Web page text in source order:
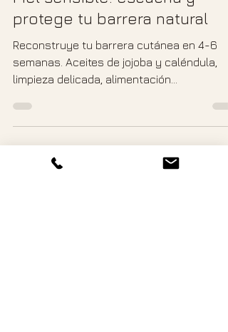
Félix Corral
Piel sensible: escucha y
protege tu barrera natural
Reconstruye tu barrera cutánea en 4-6
semanas. Aceites de jojoba y caléndula,
limpieza delicada, alimentación
antiinflamatoria y gestión emocional para